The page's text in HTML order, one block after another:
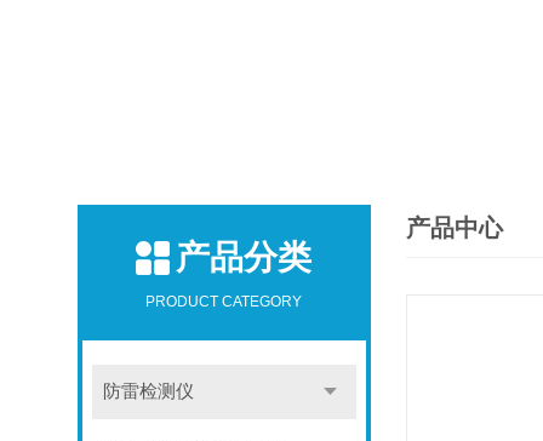
产品分类
PRODUCT CATEGORY
防雷检测仪
产品中心